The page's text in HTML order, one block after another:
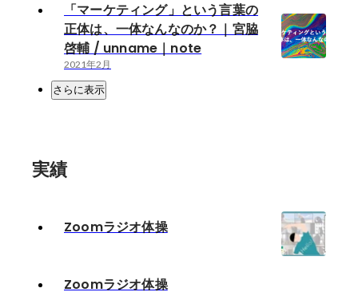
「マーケティング」という言葉の
正体は、一体なんなのか？｜宮脇
啓輔 / unname｜note
2021年2月
さらに表示
実績
Zoomラジオ体操
Zoomラジオ体操